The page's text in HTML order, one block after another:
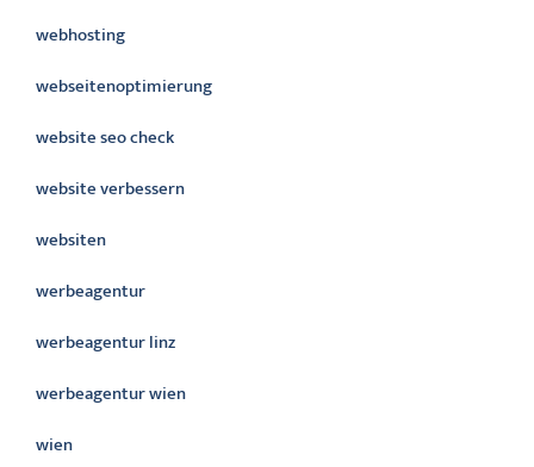
webhosting
webseitenoptimierung
website seo check
website verbessern
websiten
werbeagentur
werbeagentur linz
werbeagentur wien
wien